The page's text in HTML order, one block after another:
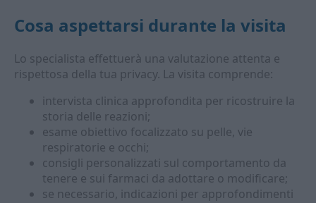
Cosa aspettarsi durante la visita
Lo specialista effettuerà una valutazione attenta e
rispettosa della tua privacy. La visita comprende:
intervista clinica approfondita per ricostruire la
storia delle reazioni;
esame obiettivo focalizzato su pelle, vie
respiratorie e occhi;
consigli personalizzati sul comportamento da
tenere e sui farmaci da adottare o modificare;
se necessario, indicazioni per approfondimenti